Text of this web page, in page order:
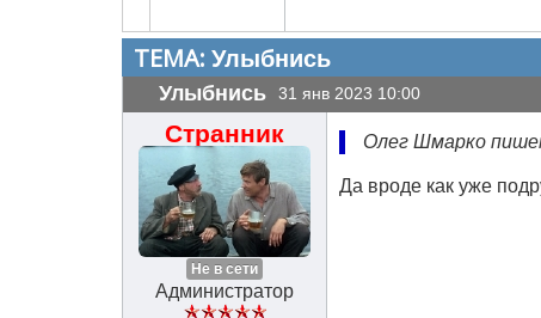
ТЕМА: Улыбнись
Улыбнись 31 янв 2023 10:00
Странник
Не в сети
Администратор
Олег Шмарко
Да вроде как уже